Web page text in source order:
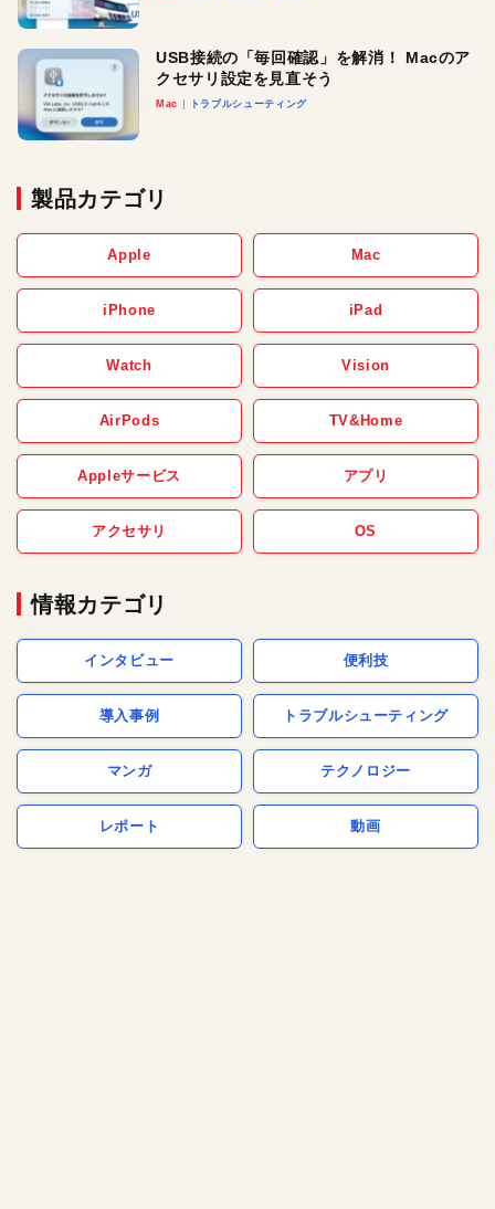
USB接続の「毎回確認」を解消！ Macのア
クセサリ設定を見直そう
Mac トラブルシューティング
製品カテゴリ
Apple Mac
iPhone iPad
Watch Vision
AirPods TV&Home
Appleサービス アプリ
アクセサリ OS
情報カテゴリ
インタビュー 便利技
導入事例 トラブルシューティング
マンガ テクノロジー
レポート 動画